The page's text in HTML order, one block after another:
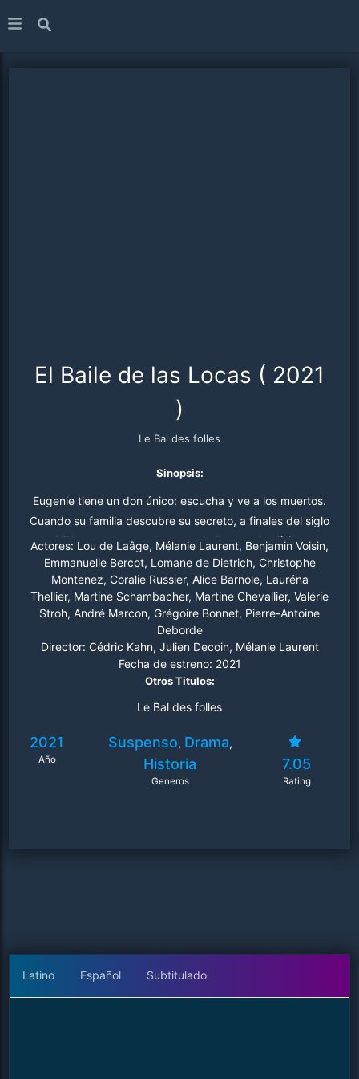
El Baile de las Locas ( 2021
)
Le Bal des folles
Sinopsis:
Eugenie tiene un don único: escucha y ve a los muertos.
Cuando su familia descubre su secreto, a finales del siglo
XIX, su padre y su hermano la llevan a la clínica
neurológica de La Pitié Salpêtrière sin posibilidad de
escapar a su destino. Su destino se entrelaza con el de
Geneviève, enfermera del hospital.
Actores: Lou de Laâge, Mélanie Laurent, Benjamin Voisin,
Emmanuelle Bercot, Lomane de Dietrich, Christophe
Montenez, Coralie Russier, Alice Barnole, Lauréna
Thellier, Martine Schambacher, Martine Chevallier, Valérie
Stroh, André Marcon, Grégoire Bonnet, Pierre-Antoine
Deborde
Director: Cédric Kahn, Julien Decoin, Mélanie Laurent
Fecha de estreno: 2021
Otros Titulos:
Le Bal des folles
2021
Año
Suspenso, Drama,
Historia
Generos
7.05
Rating
Latino Español Subtitulado